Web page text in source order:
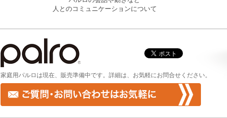
人とのコミュニケーションについて
家庭用パルロは現在、販売準備中です。詳細は、お気軽にお問合せください。